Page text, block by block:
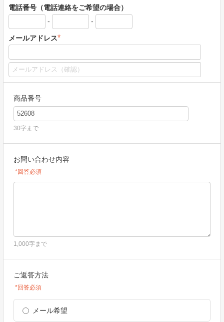
電話番号（電話連絡をご希望の場合）
-
-
メールアドレス*
商品番号
30字まで
お問い合わせ内容
*回答必須
1,000字まで
ご返答方法
*回答必須
メール希望